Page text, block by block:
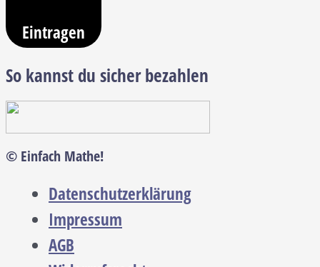
Eintragen
So kannst du sicher bezahlen
© Einfach Mathe!
Datenschutzerklärung
Impressum
AGB